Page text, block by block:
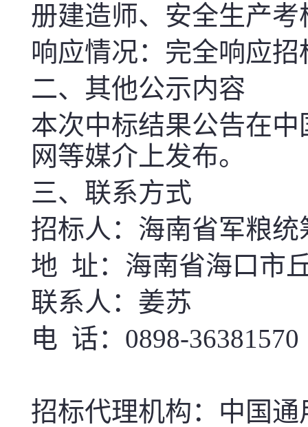
册建造师、安全生产
响应情况：完全响应
二、其他公示内容
本次中标结果公告在中
网等媒介上发布。
三、联系方式
招标人：海南省军粮
地 址：海南省海口市
联系人：姜苏
电 话：0898-36381570
招标代理机构：中国